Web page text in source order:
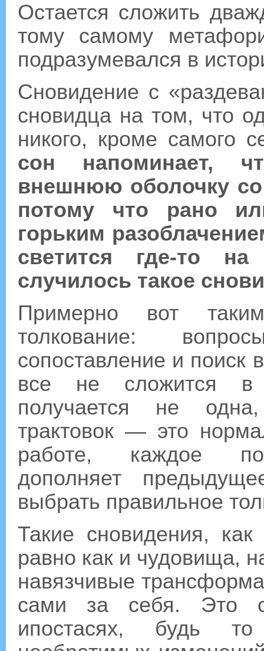
Остается сложить
тому самому
подразумевался в
Сновидение с
сновидца на том, что
никого, кроме
сон напоминает,
внешнюю оболочку
потому что рано
горьким
светится где-то
случилось такое
Примерно вот
толкование:
сопоставление и поиск
все не сложится в
получается не
трактовок — это
работе, каждое
дополняет
выбрать правильное
Такие сновидения,
равно как и чудовища,
навязчивые
сами за себя. Это
ипостасях, будь